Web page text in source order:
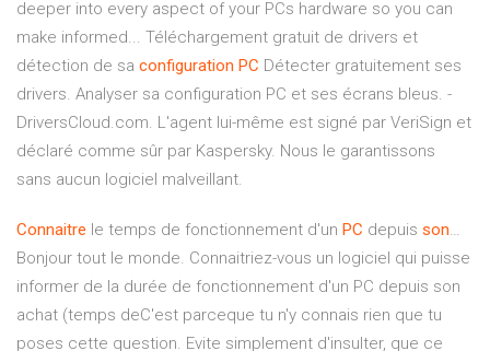
deeper into every aspect of your PCs hardware so you can
make informed... Téléchargement gratuit de drivers et
détection de sa configuration PC Détecter gratuitement ses
drivers. Analyser sa configuration PC et ses écrans bleus. -
DriversCloud.com. L'agent lui-même est signé par VeriSign et
déclaré comme sûr par Kaspersky. Nous le garantissons
sans aucun logiciel malveillant.
Connaitre le temps de fonctionnement d'un PC depuis son…
Bonjour tout le monde. Connaitriez-vous un logiciel qui puisse
informer de la durée de fonctionnement d'un PC depuis son
achat (temps deC'est parceque tu n'y connais rien que tu
poses cette question. Evite simplement d'insulter, que ce